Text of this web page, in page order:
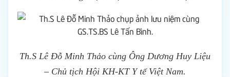
Th.S Lê Đỗ Minh Thảo cùng Ông Dương Huy Liệu
– Chủ tịch Hội KH-KT Y tế Việt Nam.